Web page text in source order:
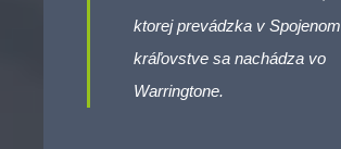
ktorej prevádzka v Spojenom
kráľovstve sa nachádza vo
Warringtone.